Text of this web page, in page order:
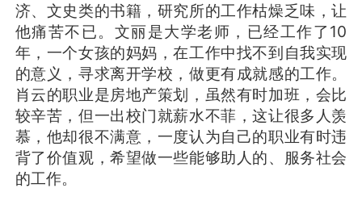
济、文史类的书籍，研究所的工作枯燥乏味，让
他痛苦不已。文丽是大学老师，已经工作了10
年，一个女孩的妈妈，在工作中找不到自我实现
的意义，寻求离开学校，做更有成就感的工作。
肖云的职业是房地产策划，虽然有时加班，会比
较辛苦，但一出校门就薪水不菲，这让很多人羡
慕，他却很不满意，一度认为自己的职业有时违
背了价值观，希望做一些能够助人的、服务社会
的工作。